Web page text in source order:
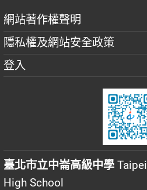
網站著作權聲明
隱私權及網站安全政策
登入
臺北市立中崙高級中學
High School